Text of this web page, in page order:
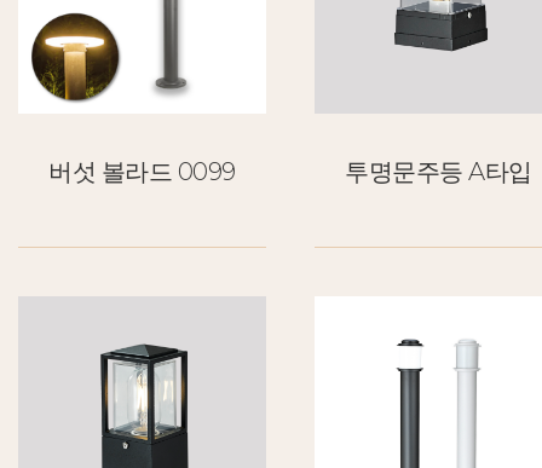
버섯 볼라드 0099 투명문주등 A타입